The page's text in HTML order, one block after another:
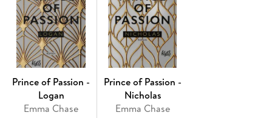
Und einen, der wegen einer bücherliebenden jungen Frau, die
ich einfach nicht aus dem Kopf bekomme, gehörig daneben
geht
Prince of Passion -
Logan
Emma Chase
Prince of Passion -
Nicholas
Emma Chase